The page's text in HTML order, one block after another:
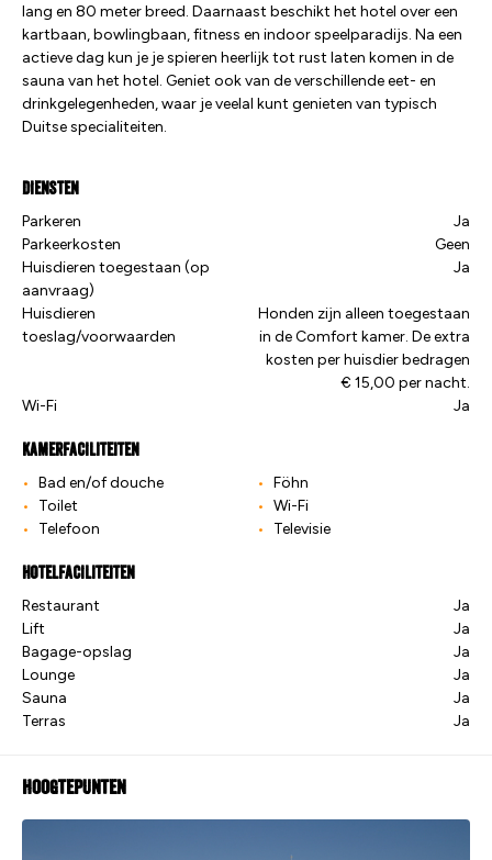
lang en 80 meter breed. Daarnaast beschikt het hotel over een
kartbaan, bowlingbaan, fitness en indoor speelparadijs. Na een
actieve dag kun je je spieren heerlijk tot rust laten komen in de
sauna van het hotel. Geniet ook van de verschillende eet- en
drinkgelegenheden, waar je veelal kunt genieten van typisch
Duitse specialiteiten.
Diensten
Parkeren
Ja
Parkeerkosten
Geen
Huisdieren toegestaan (op
aanvraag)
Ja
Huisdieren
toeslag/voorwaarden
Honden zijn alleen toegestaan
in de Comfort kamer. De extra
kosten per huisdier bedragen
€ 15,00 per nacht.
Wi-Fi
Ja
Kamerfaciliteiten
Bad en/of douche
Föhn
Toilet
Wi-Fi
Telefoon
Televisie
Hotelfaciliteiten
Restaurant
Ja
Lift
Ja
Bagage-opslag
Ja
Lounge
Ja
Sauna
Ja
Terras
Ja
Hoogtepunten